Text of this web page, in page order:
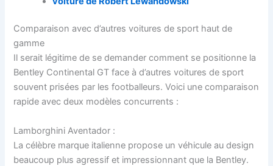
Comparaison avec d’autres voitures de sport haut de
gamme
Il serait légitime de se demander comment se positionne la
Bentley Continental GT face à d’autres voitures de sport
souvent prisées par les footballeurs. Voici une comparaison
rapide avec deux modèles concurrents :
Lamborghini Aventador :
La célèbre marque italienne propose un véhicule au design
beaucoup plus agressif et impressionnant que la Bentley.